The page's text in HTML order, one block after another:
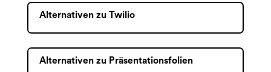
Alternativen zu Twilio
Alternativen zu Präsentationsfolien